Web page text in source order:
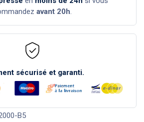
avant 20h.
sécurisé et garanti.
B5